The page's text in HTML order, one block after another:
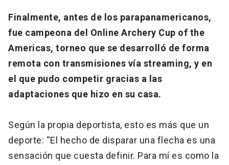
Finalmente, antes de los parapanamericanos,
fue campeona del Online Archery Cup of the
Americas, torneo que se desarrolló de forma
remota con transmisiones vía streaming, y en
el que pudo competir gracias a las
adaptaciones que hizo en su casa.
Según la propia deportista, esto es más que un
deporte: “El hecho de disparar una flecha es una
sensación que cuesta definir. Para mí es como la